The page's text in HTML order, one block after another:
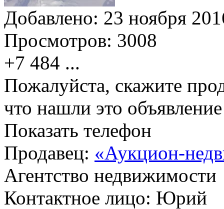
Добавлено: 23 ноября
Просмотров: 3008
+7 484 ...
Пожалуйста, скажите
что нашли это
Показать телефон
Продавец: «Аукцион-
Агентство недвижимости
Контактное лицо: Юрий